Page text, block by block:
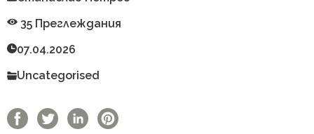
35 Преглеждания
07.04.2026
Uncategorised